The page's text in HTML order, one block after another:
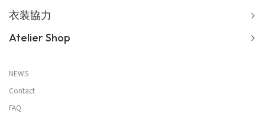
衣装協力
Atelier Shop
NEWS
Contact
FAQ